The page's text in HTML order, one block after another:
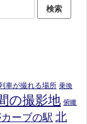
車が撮れる場所 乗換
の撮影地 俯瞰
ーブの駅 北